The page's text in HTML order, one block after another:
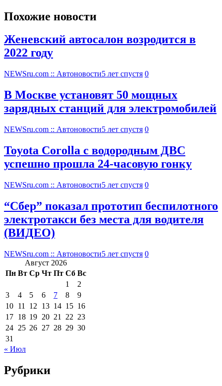
Похожие новости
Женевский автосалон возродится в
2022 году
NEWSru.com :: Автоновости5 лет спустя 0
В Москве установят 50 мощных
зарядных станций для электромобилей
NEWSru.com :: Автоновости5 лет спустя 0
Toyota Corolla с водородным ДВС
успешно прошла 24-часовую гонку
NEWSru.com :: Автоновости5 лет спустя 0
“Сбер” показал прототип беспилотного
электротакси без места для водителя
(ВИДЕО)
NEWSru.com :: Автоновости5 лет спустя 0
Август 2026
Пн Вт Ср Чт Пт Сб Вс
1
2
3
4 5 6 7 8
9
10 11 12 13 14 15 16
17 18 19 20 21 22 23
24 25 26 27 28 29 30
31
« Июл
Рубрики